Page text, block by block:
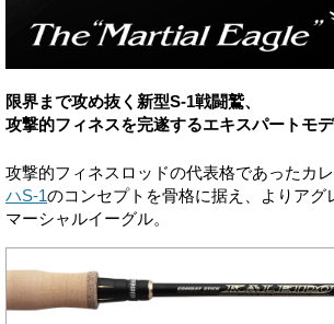
限界まで攻め抜く新型S-1戦闘鷲、
攻撃的フィネスを完遂するエキスパートモデ
攻撃的フィネスロッドの代表格であったカ
ハS-1のコンセプトを骨格に据え、よりアグ
マーシャルイーグル。